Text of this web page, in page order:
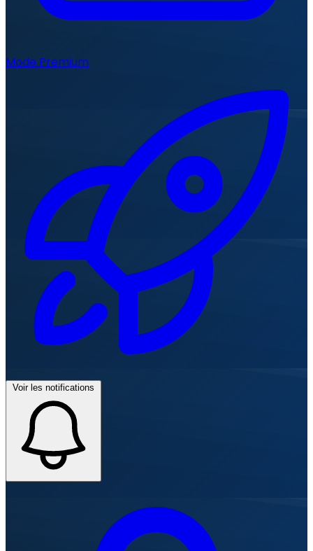
Mode Premium
Voir les notifications